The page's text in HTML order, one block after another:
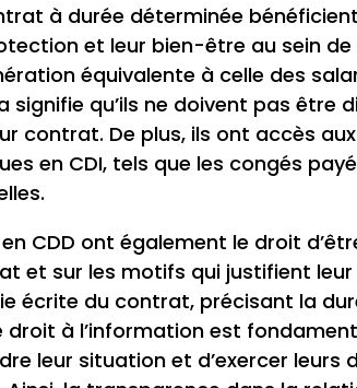
à durée déterminée
et leur bien-être au sein de
équivalente à celle des
signifie qu’ils ne doivent pas être
contrat. De plus, ils ont accès
en CDI, tels que les congés
CDD ont également le droit
et sur les motifs qui justifient leur
écrite du contrat, précisant la
droit à l’information est
leur situation et d’exercer leurs